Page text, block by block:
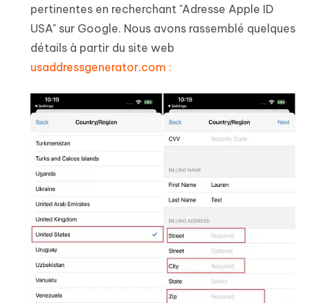
pertinentes en recherchant "Adresse Apple ID
USA" sur Google. Nous avons rassemblé quelques
détails à partir du site web
usaddressgenerator.com :